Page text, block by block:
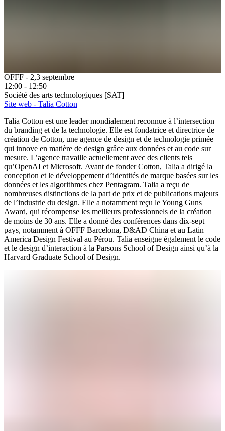
OFFF - 2,3 septembre
12:00 - 12:50
Société des arts technologiques [SAT]
Site web - Talia Cotton
Talia Cotton est une leader mondialement reconnue à l’intersection
du branding et de la technologie. Elle est fondatrice et directrice de
création de Cotton, une agence de design et de technologie primée
qui innove en matière de design grâce aux données et au code sur
mesure. L’agence travaille actuellement avec des clients tels
qu’OpenAI et Microsoft. Avant de fonder Cotton, Talia a dirigé la
conception et le développement d’identités de marque basées sur les
données et les algorithmes chez Pentagram. Talia a reçu de
nombreuses distinctions de la part de prix et de publications majeurs
de l’industrie du design. Elle a notamment reçu le Young Guns
Award, qui récompense les meilleurs professionnels de la création
de moins de 30 ans. Elle a donné des conférences dans dix-sept
pays, notamment à OFFF Barcelona, D&AD China et au Latin
America Design Festival au Pérou. Talia enseigne également le code
et le design d’interaction à la Parsons School of Design ainsi qu’à la
Harvard Graduate School of Design.